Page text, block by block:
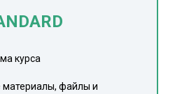
курса
файлы и